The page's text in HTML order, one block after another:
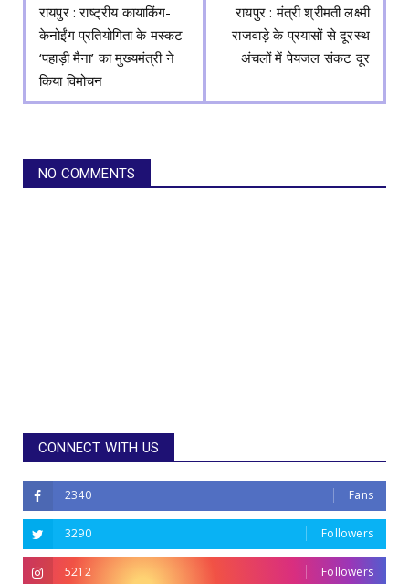
रायपुर : राष्ट्रीय कायाकिंग-
केनोईंग प्रतियोगिता के मस्कट
‘पहाड़ी मैना’ का मुख्यमंत्री ने
किया विमोचन
रायपुर : मंत्री श्रीमती लक्ष्मी
राजवाड़े के प्रयासों से दूरस्थ
अंचलों में पेयजल संकट दूर
NO COMMENTS
CONNECT WITH US
2340 Fans
3290 Followers
5212 Followers